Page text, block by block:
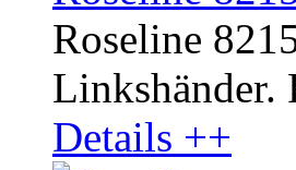
Roseline
Linkshänder.
Details ++